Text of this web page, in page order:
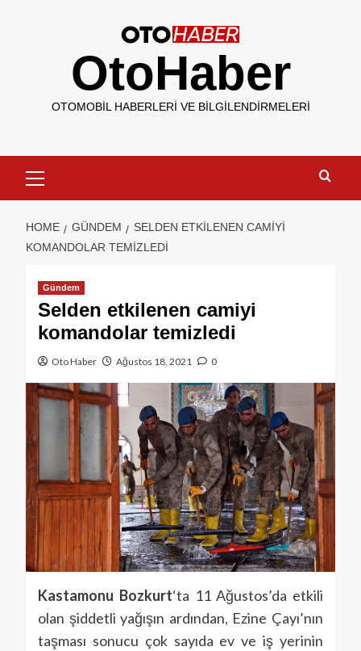
OtoHaber
OTOMOBIL HABERLERI VE BILGILENDIRMELERI
HOME GÜNDEM
SELDEN ETKILENEN CAMIYI
KOMANDOLAR TEMIZLEDI
Gündem
Selden etkilenen camiyi
komandolar temizledi
Oto Haber Ağustos 18, 2021 0
Kastamonu Bozkurt‘ta 11 Ağustos’da etkili
olan şiddetli yağışın ardından, Ezine Çayı’nın
taşması sonucu çok sayıda ev ve iş yerinin